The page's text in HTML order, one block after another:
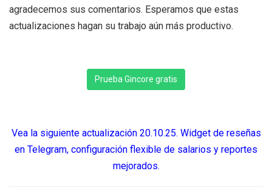
agradecemos sus comentarios. Esperamos que estas
actualizaciones hagan su trabajo aún más productivo.
Prueba Gincore gratis
Vea la siguiente actualización 20.10.25. Widget de reseñas
en Telegram, configuración flexible de salarios y reportes
mejorados.